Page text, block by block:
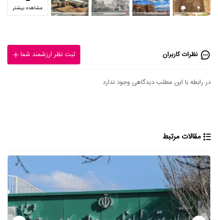
مشاهده بیشتر
نظرات کاربران ثبت نظر ارزشمند شما
در رابطه با این مطلب دیدگاهی وجود ندارد
مقالات مرتبط